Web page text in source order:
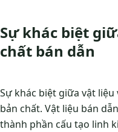
Sự khác biệt
chất bán dẫn
Sự khác biệt giữa vật
bản chất. Vật liệu bán
thành phần cấu tạo linh